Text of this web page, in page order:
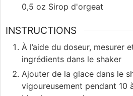
0,5 oz Sirop d'orgeat
INSTRUCTIONS
À l’aide du doseur, mesurer
ingrédients dans le shaker
Ajouter de la glace dans le
vigoureusement pendant 10